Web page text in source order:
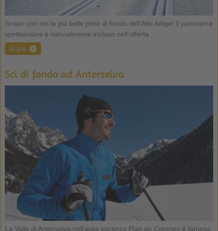
Scopri con noi le più belle piste di fondo dell'Alto Adige! Il panorama
spettacolare è naturalmente incluso nell'offerta ...
di più
Sci di fondo ad Anterselva
La Valle di Anterselva nell'area vacanza Plan de Corones è famosa